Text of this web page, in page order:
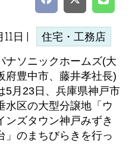
日 | 住宅・工務店
ナソニックホームズ(大
府豊中市、藤井孝社長)
5月23日、兵庫県神戸市
水区の大型分譲地「ウ
ンズタウン神戸みずき
」のまちびらきを行っ